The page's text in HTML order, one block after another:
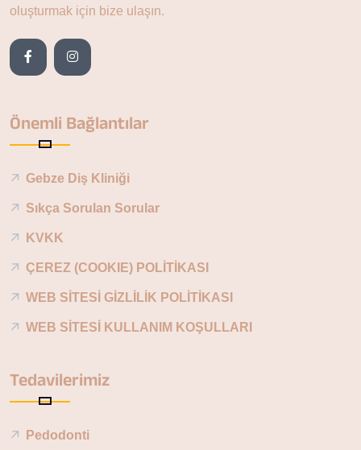
oluşturmak için bize ulaşın.
Önemli Bağlantılar
Gebze Diş Kliniği
Sıkça Sorulan Sorular
KVKK
ÇEREZ (COOKIE) POLİTİKASI
WEB SİTESİ GİZLİLİK POLİTİKASI
WEB SİTESİ KULLANIM KOŞULLARI
Tedavilerimiz
Pedodonti